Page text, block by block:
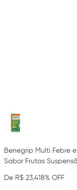
Benegrip Multi Febre
Sabor Frutas
De R$ 23,418% OFF